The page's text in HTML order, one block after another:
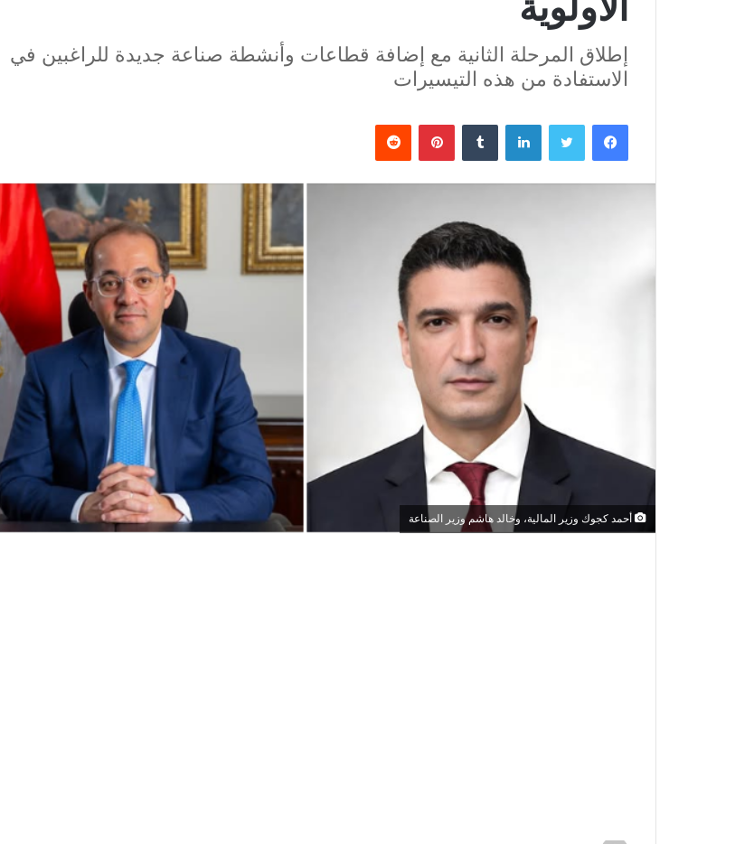
إطلاق المرحلة الثانية مع إضافة قطاعات وأنشطة صناعة جديدة للراغبين في
الاستفادة من هذه التيسيرات
فيسبوك تويتر لينكدإن بينتيريست
أحمد كجوك وزير المالية، وخالد هاشم وزير الصناعة